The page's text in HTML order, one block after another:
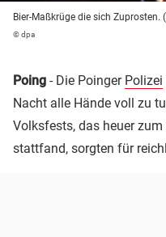
Bier-Maßkrüge die sich Zuprosten.
© dpa
Poing - Die Poinger Polizei
Nacht alle Hände voll zu
Volksfests, das heuer
stattfand, sorgten für